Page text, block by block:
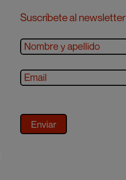
Suscríbete al newsletter